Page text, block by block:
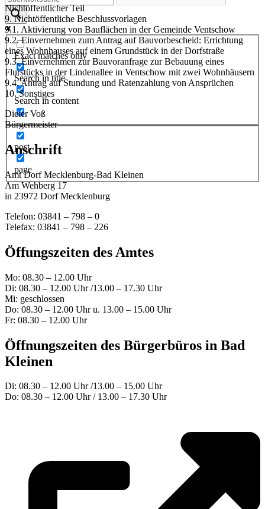
Exact matches only
Search in title
Search in content
post
page
Nichtöffentlicher Teil
9. Nichtöffentliche Beschlussvorlagen
9.1. Aktivierung von Bauflächen in der Gemeinde Ventschow
9.2. Einvernehmen zum Antrag auf Bauvorbescheid: Errichtung
eines Wohnhauses auf einem Grundstück in der Dorfstraße
9.3. Einvernehmen zur Bauvoranfrage zur Bebauung eines
Flurstücks in der Lindenallee in Ventschow mit zwei Wohnhäusern
9.4. Antrag auf Stundung und Ratenzahlung von Ansprüchen
10. Sonstiges
Dieter Voß
Bürgermeister
Anschrift
Amt Dorf Mecklenburg-Bad Kleinen
Am Wehberg 17
in 23972 Dorf Mecklenburg
Telefon: 03841 – 798 – 0
Telefax: 03841 – 798 – 226
Öffungszeiten des Amtes
Mo: 08.30 – 12.00 Uhr
Di: 08.30 – 12.00 Uhr /13.00 – 17.30 Uhr
Mi: geschlossen
Do: 08.30 – 12.00 Uhr u. 13.00 – 15.00 Uhr
Fr: 08.30 – 12.00 Uhr
Öffnungszeiten des Bürgerbüros in Bad
Kleinen
Di: 08.30 – 12.00 Uhr /13.00 – 15.00 Uhr
Do: 08.30 – 12.00 Uhr / 13.00 – 17.30 Uhr